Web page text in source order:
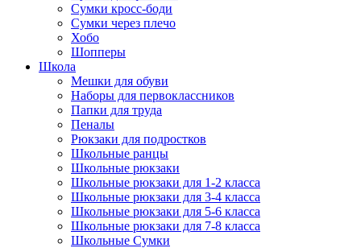
Сумки кросс-боди
Сумки через плечо
Хобо
Шопперы
Школа
Мешки для обуви
Наборы для первоклассников
Папки для труда
Пеналы
Рюкзаки для подростков
Школьные ранцы
Школьные рюкзаки
Школьные рюкзаки для 1-2 класса
Школьные рюкзаки для 3-4 класса
Школьные рюкзаки для 5-6 класса
Школьные рюкзаки для 7-8 класса
Школьные Сумки